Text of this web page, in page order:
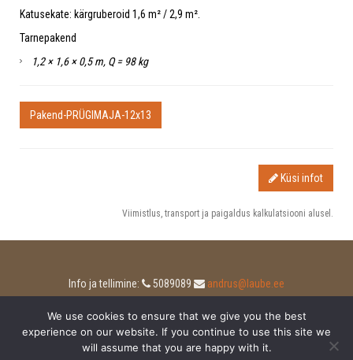
Katusekate: kärgruberoid 1,6 m² / 2,9 m².
Tarnepakend
1,2 × 1,6 × 0,5 m, Q = 98 kg
Pakend-PRÜGIMAJA-12x13
Küsi infot
Viimistlus, transport ja paigaldus kalkulatsiooni alusel.
Info ja tellimine: 5089089 andrus@laube.ee
© e-laube 2026
We use cookies to ensure that we give you the best
experience on our website. If you continue to use this site we
will assume that you are happy with it.